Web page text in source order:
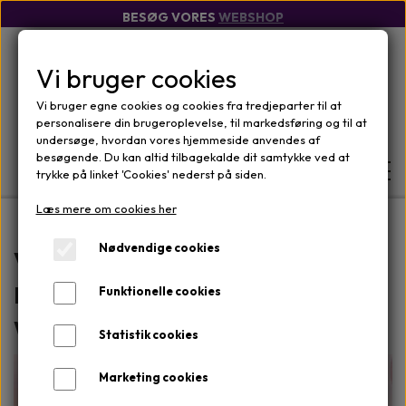
BESØG VORES WEBSHOP
FORSIDE
WEBSHOP
MÆRKER
ANSIGTSPLEJE
OM
OM KLINIKKEN
KONTAKT
Velkommen til Clinique Unique
Horsens og BodyCare Randers
Webshop
Vi bruger cookies
Vi bruger egne cookies og cookies fra tredjeparter til at
personalisere din brugeroplevelse, til markedsføring og til at
undersøge, hvordan vores hjemmeside anvendes af
besøgende. Du kan altid tilbagekalde dit samtykke ved at
trykke på linket 'Cookies' nederst på siden.
Læs mere om cookies her
Nødvendige cookies
Funktionelle cookies
Statistik cookies
Marketing cookies